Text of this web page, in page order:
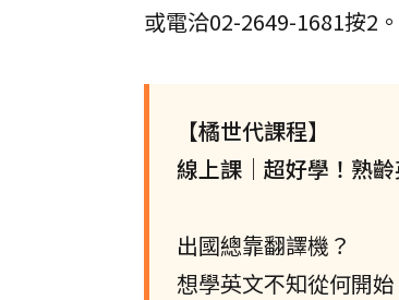
或電洽02-2649-1681按2。
【橘世代課程】
線上課｜超好學！熟
出國總靠翻譯機？
想學英文不知從何開始